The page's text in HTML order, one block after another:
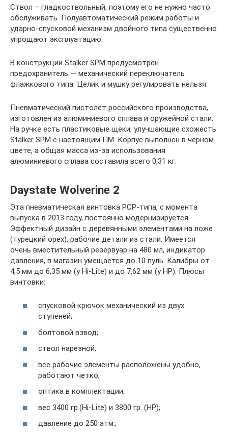
Ствол – гладкоствольный, поэтому его не нужно часто
обслуживать. Полуавтоматический режим работы и
ударно-спусковой механизм двойного типа существенно
упрощают эксплуатацию.
В конструкции Stalker SPM предусмотрен
предохранитель — механический переключатель
флажкового типа. Целик и мушку регулировать нельзя.
Пневматический пистолет российского производства,
изготовлен из алюминиевого сплава и оружейной стали.
На ручке есть пластиковые щеки, улучшающие схожесть
Stalker SPM с настоящим ПМ. Корпус выполнен в черном
цвете, а общая масса из-за использования
алюминиевого сплава составила всего 0,31 кг.
Daystate Wolverine 2
Эта пневматическая винтовка РСР-типа, с момента
выпуска в 2013 году, постоянно модернизируется.
Эффектный дизайн с деревянными элементами на ложе
(турецкий орех), рабочие детали из стали. Имеется
очень вместительный резервуар на 480 мл, индикатор
давления, в магазин умещается до 10 пуль. Калибры от
4,5 мм до 6,35 мм (у Hi-Lite) и до 7,62 мм (у НР). Плюсы
винтовки:
спусковой крючок механический из двух
ступеней;
болтовой взвод;
ствол нарезной;
все рабочие элементы расположены удобно,
работают четко;
оптика в комплектации;
вес 3400 гр.(Hi-Lite) и 3800 гр. (НР);
давление до 250 атм.;